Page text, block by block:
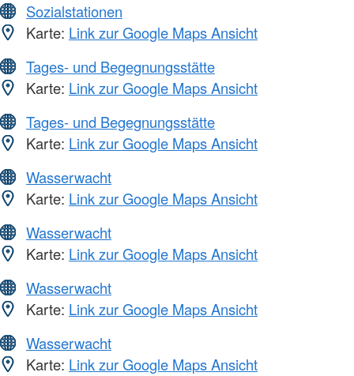
Sozialstationen
Karte: Link zur Google Maps Ansicht
Tages- und Begegnungsstätte
Karte: Link zur Google Maps Ansicht
Tages- und Begegnungsstätte
Karte: Link zur Google Maps Ansicht
Wasserwacht
Karte: Link zur Google Maps Ansicht
Wasserwacht
Karte: Link zur Google Maps Ansicht
Wasserwacht
Karte: Link zur Google Maps Ansicht
Wasserwacht
Karte: Link zur Google Maps Ansicht